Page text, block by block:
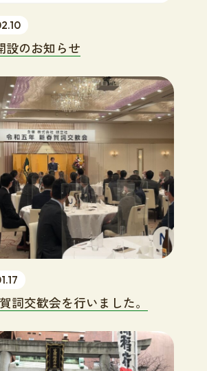
設のお知らせ
詞交歓会を行いました。